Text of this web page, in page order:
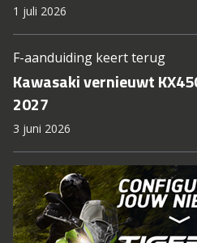
1 juli 2026
F-aanduiding keert terug
Kawasaki vernieuwt
2027
3 juni 2026